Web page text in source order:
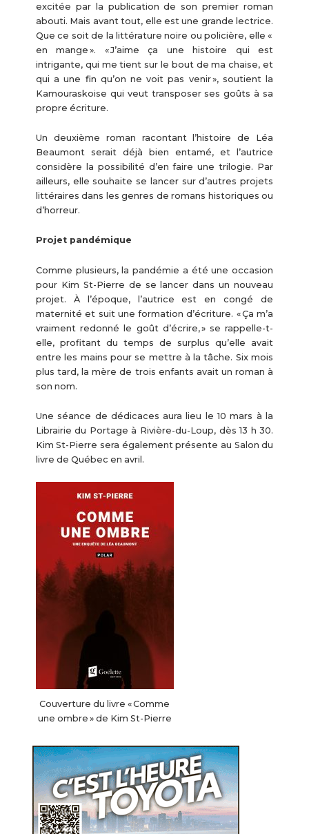
excitée par la publication de son premier roman
abouti. Mais avant tout, elle est une grande lectrice.
Que ce soit de la littérature noire ou policière, elle «
en mange ». « J’aime ça une histoire qui est
intrigante, qui me tient sur le bout de ma chaise, et
qui a une fin qu’on ne voit pas venir », soutient la
Kamouraskoise qui veut transposer ses goûts à sa
propre écriture.
Un deuxième roman racontant l’histoire de Léa
Beaumont serait déjà bien entamé, et l’autrice
considère la possibilité d’en faire une trilogie. Par
ailleurs, elle souhaite se lancer sur d’autres projets
littéraires dans les genres de romans historiques ou
d’horreur.
Projet pandémique
Comme plusieurs, la pandémie a été une occasion
pour Kim St-Pierre de se lancer dans un nouveau
projet. À l’époque, l’autrice est en congé de
maternité et suit une formation d’écriture. « Ça m’a
vraiment redonné le goût d’écrire, » se rappelle-t-
elle, profitant du temps de surplus qu’elle avait
entre les mains pour se mettre à la tâche. Six mois
plus tard, la mère de trois enfants avait un roman à
son nom.
Une séance de dédicaces aura lieu le 10 mars à la
Librairie du Portage à Rivière-du-Loup, dès 13 h 30.
Kim St-Pierre sera également présente au Salon du
livre de Québec en avril.
Couverture du livre « Comme
une ombre » de Kim St-Pierre